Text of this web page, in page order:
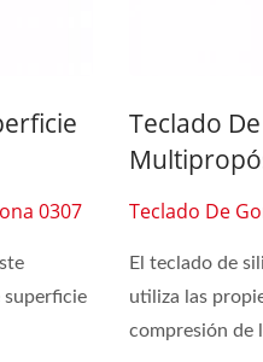
0307
Teclado
Teclado De
El teclado de
utiliza las
compresión de